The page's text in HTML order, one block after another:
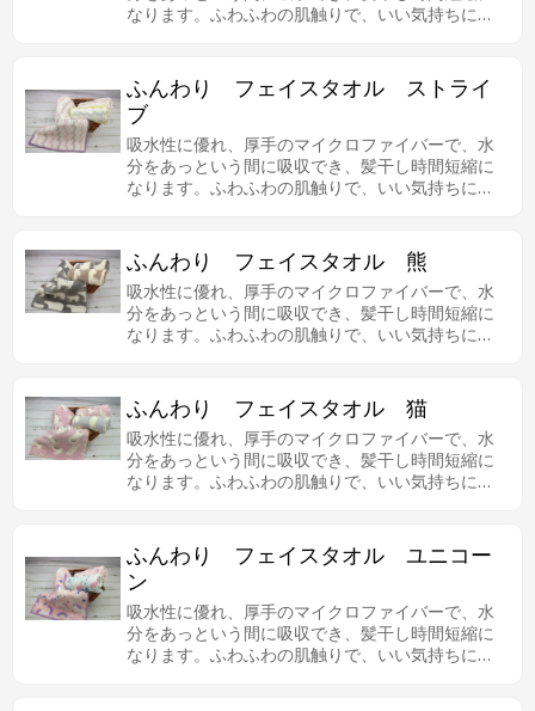
なります。ふわふわの肌触りで、いい気持ちにな
ふんわり フェイスタオル ストライ
ブ
吸水性に優れ、厚手のマイクロファイバーで、水
分をあっという間に吸収でき、髪干し時間短縮に
なります。ふわふわの肌触りで、いい気持ちにな
ふんわり フェイスタオル 熊
吸水性に優れ、厚手のマイクロファイバーで、水
分をあっという間に吸収でき、髪干し時間短縮に
なります。ふわふわの肌触りで、いい気持ちにな
ふんわり フェイスタオル 猫
吸水性に優れ、厚手のマイクロファイバーで、水
分をあっという間に吸収でき、髪干し時間短縮に
なります。ふわふわの肌触りで、いい気持ちにな
ふんわり フェイスタオル ユニコー
ン
吸水性に優れ、厚手のマイクロファイバーで、水
分をあっという間に吸収でき、髪干し時間短縮に
なります。ふわふわの肌触りで、いい気持ちにな